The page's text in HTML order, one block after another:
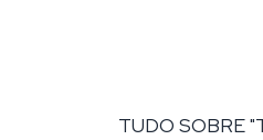
TUDO SOBRE